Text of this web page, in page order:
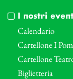
I nostri
Calendario
Cartellone I
Cartellone
Biglietteria